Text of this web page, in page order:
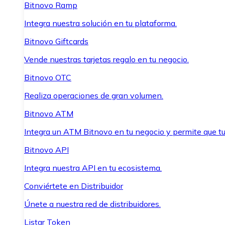
Bitnovo Ramp
Integra nuestra solución en tu plataforma.
Bitnovo Giftcards
Vende nuestras tarjetas regalo en tu negocio.
Bitnovo OTC
Realiza operaciones de gran volumen.
Bitnovo ATM
Integra un ATM Bitnovo en tu negocio y permite que
Bitnovo API
Integra nuestra API en tu ecosistema.
Conviértete en Distribuidor
Únete a nuestra red de distribuidores.
Listar Token